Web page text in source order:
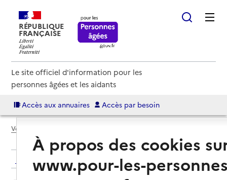
RÉPUBLIQUE
FRANÇAISE
Le site officiel d'information pour les
personnes âgées et les aidants
Accès aux annuaires Accès par besoin
Voir le fil d’Ariane
Retour aux résultats de l'annuaire
À propos des cookies
www.pour-les-